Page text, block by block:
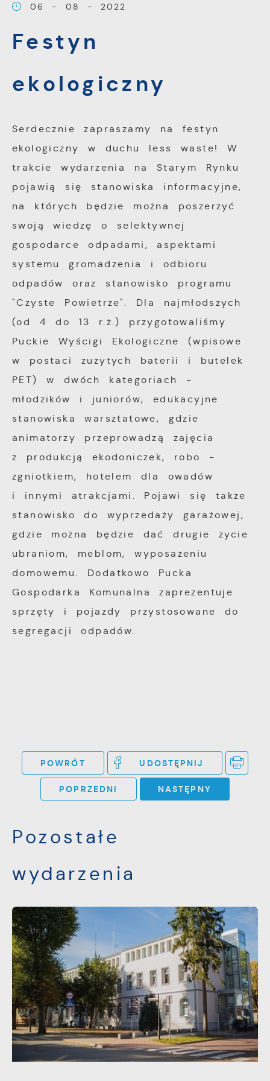
06 - 08 - 2022
Festyn
ekologiczny
Serdecznie zapraszamy na festyn
ekologiczny w duchu less waste! W
trakcie wydarzenia na Starym Rynku
pojawią się stanowiska informacyjne,
na których będzie można poszerzyć
swoją wiedzę o selektywnej
gospodarce odpadami, aspektami
systemu gromadzenia i odbioru
odpadów oraz stanowisko programu
"Czyste Powietrze". Dla najmłodszych
(od 4 do 13 r.ż.) przygotowaliśmy
Puckie Wyścigi Ekologiczne (wpisowe
w postaci zużytych baterii i butelek
PET) w dwóch kategoriach -
młodzików i juniorów, edukacyjne
stanowiska warsztatowe, gdzie
animatorzy przeprowadzą zajęcia
z produkcją ekodoniczek, robo -
zgniotkiem, hotelem dla owadów
i innymi atrakcjami. Pojawi się także
stanowisko do wyprzedaży garażowej,
gdzie można będzie dać drugie życie
ubraniom, meblom, wyposażeniu
domowemu. Dodatkowo Pucka
Gospodarka Komunalna zaprezentuje
sprzęty i pojazdy przystosowane do
segregacji odpadów.
POWRÓT UDOSTĘPNIJ
POPRZEDNI NASTĘPNY
Pozostałe
wydarzenia
Pliki cookies odpowiadają na podejmowane
dostosowania Twoich ustawień preferencji
prywatności, logowania czy wypełniania
której korzystasz, może działać bez
zakłóceń.
Funkcjonalne i personalizacyjne
internetowej zapamiętanie wprowadzonych
przez Ciebie ustawień oraz personalizację
określonych funkcjonalności czy
prezentowanych treści.
funkcjonalności naszej strony poprzez
dopasowanie jej do Twoich indywidualnych
preferencji. Wyrażenie zgody na
funkcjonalne i personalizacyjne pliki cookies
gwarantuje dostępność większej ilości
funkcji na stronie.
Więcej
Analityczne
Analityczne pliki cookies pomagają nam
rozwijać się i dostosowywać do Twoich
potrzeb.
Cookies analityczne pozwalają na uzyskanie
witryny internetowej, miejsca oraz
częstotliwości, z jaką odwiedzane są nasze
serwisy www. Dane pozwalają nam na
ocenę naszych serwisów internetowych pod
względem ich popularności wśród
użytkowników. Zgromadzone informacje są
Wyrażenie zgody na analityczne pliki
cookies gwarantuje dostępność wszystkich
funkcjonalności.
Więcej
Reklamowe
Dzięki reklamowym plikom cookies
prezentujemy Ci najciekawsze informacje i
aktualności na stronach naszych partnerów.
Promocyjne pliki cookies służą do
Twoich zwyczajów dotyczących przeglądanej
witryny internetowej. Treści promocyjne
mogą pojawić się na stronach podmiotów
trzecich lub firm będących naszymi
partnerami oraz innych dostawców usług.
Firmy te działają w charakterze
Więcej